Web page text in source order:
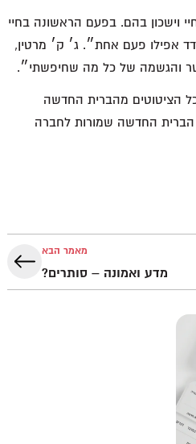
וישכון בהם. בפעם הראשונה בחיי
אפילו פעם אחת״. ג׳ ק׳ מרטין,
והגשמה של כל מה שחיפשתי״.
הציטוטים מהברית החדשה
הברית החדשה שמורות לחברה
מאמר הבא
מדע ואמונה – סותרים?